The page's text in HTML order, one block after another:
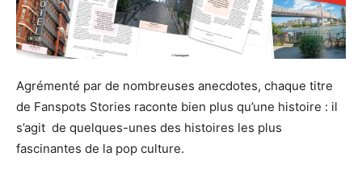
Agrémenté par de nombreuses anecdotes, chaque titre
de Fanspots Stories raconte bien plus qu’une histoire : il
s’agit de quelques-unes des histoires les plus
fascinantes de la pop culture.